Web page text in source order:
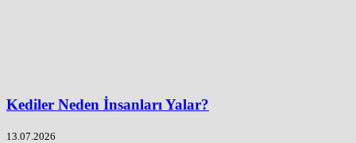
Kediler Neden İnsanları Yalar?
13.07.2026